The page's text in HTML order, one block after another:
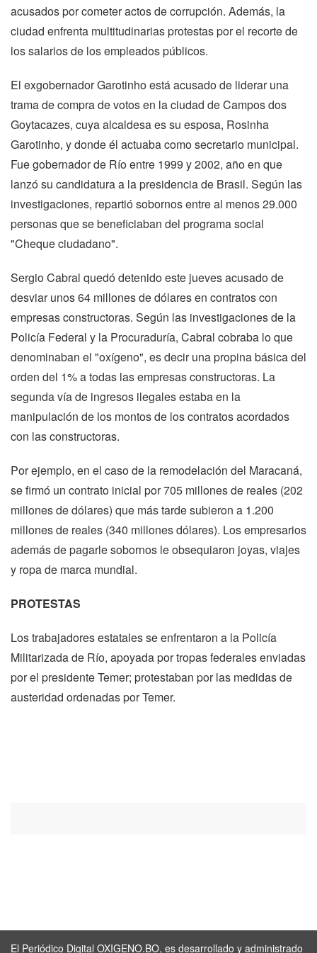
acusados por cometer actos de corrupción. Además, la
ciudad enfrenta multitudinarias protestas por el recorte de
los salarios de los empleados públicos.
El exgobernador Garotinho está acusado de liderar una
trama de compra de votos en la ciudad de Campos dos
Goytacazes, cuya alcaldesa es su esposa, Rosinha
Garotinho, y donde él actuaba como secretario municipal.
Fue gobernador de Río entre 1999 y 2002, año en que
lanzó su candidatura a la presidencia de Brasil. Según las
investigaciones, repartió sobornos entre al menos 29.000
personas que se beneficiaban del programa social
"Cheque ciudadano".
Sergio Cabral quedó detenido este jueves acusado de
desviar unos 64 millones de dólares en contratos con
empresas constructoras. Según las investigaciones de la
Policía Federal y la Procuraduría, Cabral cobraba lo que
denominaban el "oxígeno", es decir una propina básica del
orden del 1% a todas las empresas constructoras. La
segunda vía de ingresos ilegales estaba en la
manipulación de los montos de los contratos acordados
con las constructoras.
Por ejemplo, en el caso de la remodelación del Maracaná,
se firmó un contrato inicial por 705 millones de reales (202
millones de dólares) que más tarde subieron a 1.200
millones de reales (340 millones dólares). Los empresarios
además de pagarle sobornos le obsequiaron joyas, viajes
y ropa de marca mundial.
PROTESTAS
Los trabajadores estatales se enfrentaron a la Policía
Militarizada de Río, apoyada por tropas federales enviadas
por el presidente Temer; protestaban por las medidas de
austeridad ordenadas por Temer.
El Periódico Digital OXIGENO.BO, es desarrollado y administrado